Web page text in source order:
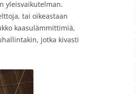
yleisvaikutelman.
tai oikeastaan
kaasulämmittimiä,
jotka kivasti